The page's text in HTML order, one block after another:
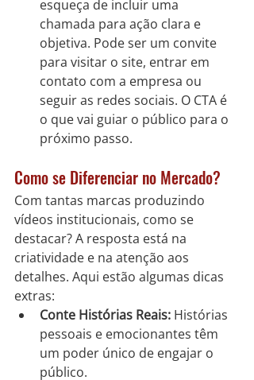
esqueça de incluir uma
chamada para ação clara e
objetiva. Pode ser um convite
para visitar o site, entrar em
contato com a empresa ou
seguir as redes sociais. O CTA é
o que vai guiar o público para o
próximo passo.
Como se Diferenciar no Mercado?
Com tantas marcas produzindo
vídeos institucionais, como se
destacar? A resposta está na
criatividade e na atenção aos
detalhes. Aqui estão algumas dicas
extras:
Conte Histórias Reais: Histórias
pessoais e emocionantes têm
um poder único de engajar o
público.